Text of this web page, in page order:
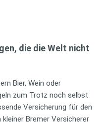
die die Welt nicht
Bier, Wein oder
zum Trotz noch selbst
Versicherung für den
Bremer Versicherer